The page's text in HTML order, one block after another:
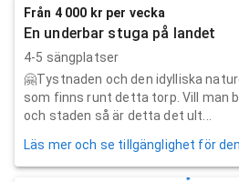
Från 4 000 kr per vecka
En underbar stuga på landet
4-5 sängplatser
🤗Tystnaden och den idylliska
som finns runt detta torp. Vill man
och staden så är detta det ult...
Läs mer och se tillgänglighet för